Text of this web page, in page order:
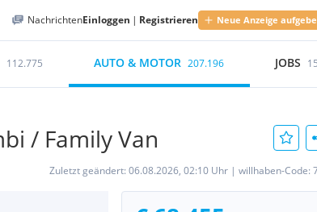
NachrichtenEinloggen | Registrieren Neue Anzeige
112.775 AUTO & MOTOR 207.196 JOBS
/ Family Van
Zuletzt geändert: 06.08.2026, 02:10 Uhr | willhaben-Code: